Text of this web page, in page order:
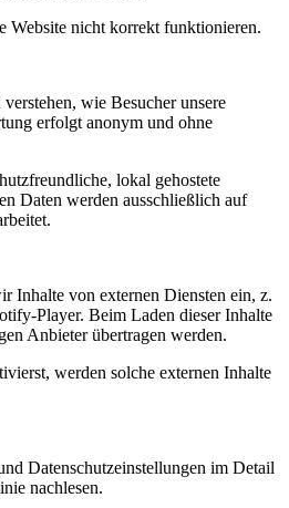
Website nicht korrekt funktionieren.
wie Besucher unsere
erfolgt anonym und ohne
lokal gehostete
Daten werden ausschließlich auf
Inhalte von externen Diensten ein, z.
Player. Beim Laden dieser Inhalte
Anbieter übertragen werden.
werden solche externen Inhalte
Datenschutzeinstellungen im Detail
nachlesen.